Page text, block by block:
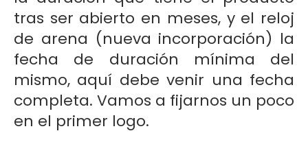
tras ser abierto en meses, y el reloj
de arena (nueva incorporación) la
fecha de duración mínima del
mismo, aquí debe venir una fecha
completa. Vamos a fijarnos un poco
en el primer logo.